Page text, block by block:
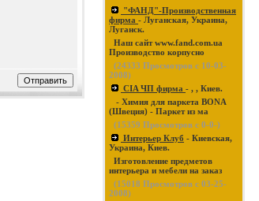
"ФАНД"-Производственная
фирма - Луганская, Украина,
Луганск.
Наш сайт www.fand.com.ua
Производство корпусно
(24333 Просмотров с 10-03-
2008)
CIA ЧП фирма - , , Киев.
- Химия для паркета BONA
(Швеция) - Паркет из ма
(15359 Просмотров с 0-0-)
Интерьер Клуб - Киевская,
Украина, Киев.
Изготовление предметов
интерьера и мебели на заказ
(15018 Просмотров с 03-25-
2008)